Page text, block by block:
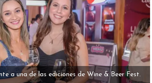
a una de las ediciones de Wine & Beer Fest.